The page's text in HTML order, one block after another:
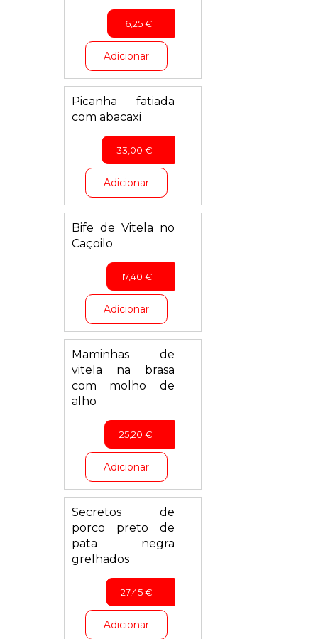
16,25€
Adicionar
Picanha fatiada
com abacaxi
33,00 €
Adicionar
Bife de Vitela no
Caçoilo
17,40 €
Adicionar
Maminhas de
vitela na brasa
com molho de
alho
25,20 €
Adicionar
Secretos de
porco preto de
pata negra
grelhados
27,45€
Adicionar